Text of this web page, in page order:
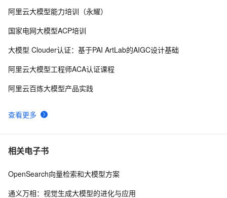
8 千景 3DVR 全景：轻量化实景数字孪生，打造制造业云
10基于JT808协议车载监控系统温湿度监测功能详解
查看更多
阿里云大模型能力培训（永耀）
国家电网大模型ACP培训
大模型 Clouder认证：基于PAI ArtLab的AIGC设计基础
阿里云大模型工程师ACA认证课程
阿里云百炼大模型产品实践
相关电子书
OpenSearch向量检索和大模型方案
通义万相：视觉生成大模型的进化与应用